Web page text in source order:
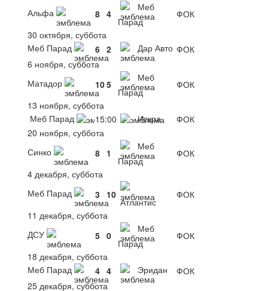
Альфа
8 4
Меб
Парад
ФОК
30 октября, суббота
Меб Парад
6 2 Дар Авто ФОК
6 ноября, суббота
Матадор
105
Меб
Парад
ФОК
13 ноября, суббота
Меб Парад
15:00 Искра
ФОК
20 ноября, суббота
Синко
8 1
Меб
Парад
ФОК
4 декабря, суббота
Меб Парад
3 10
Атлантис
ФОК
11 декабря, суббота
ДСУ
5 0
Меб
Парад
ФОК
18 декабря, суббота
Меб Парад
4 4 Эридан
ФОК
25 декабря, суббота